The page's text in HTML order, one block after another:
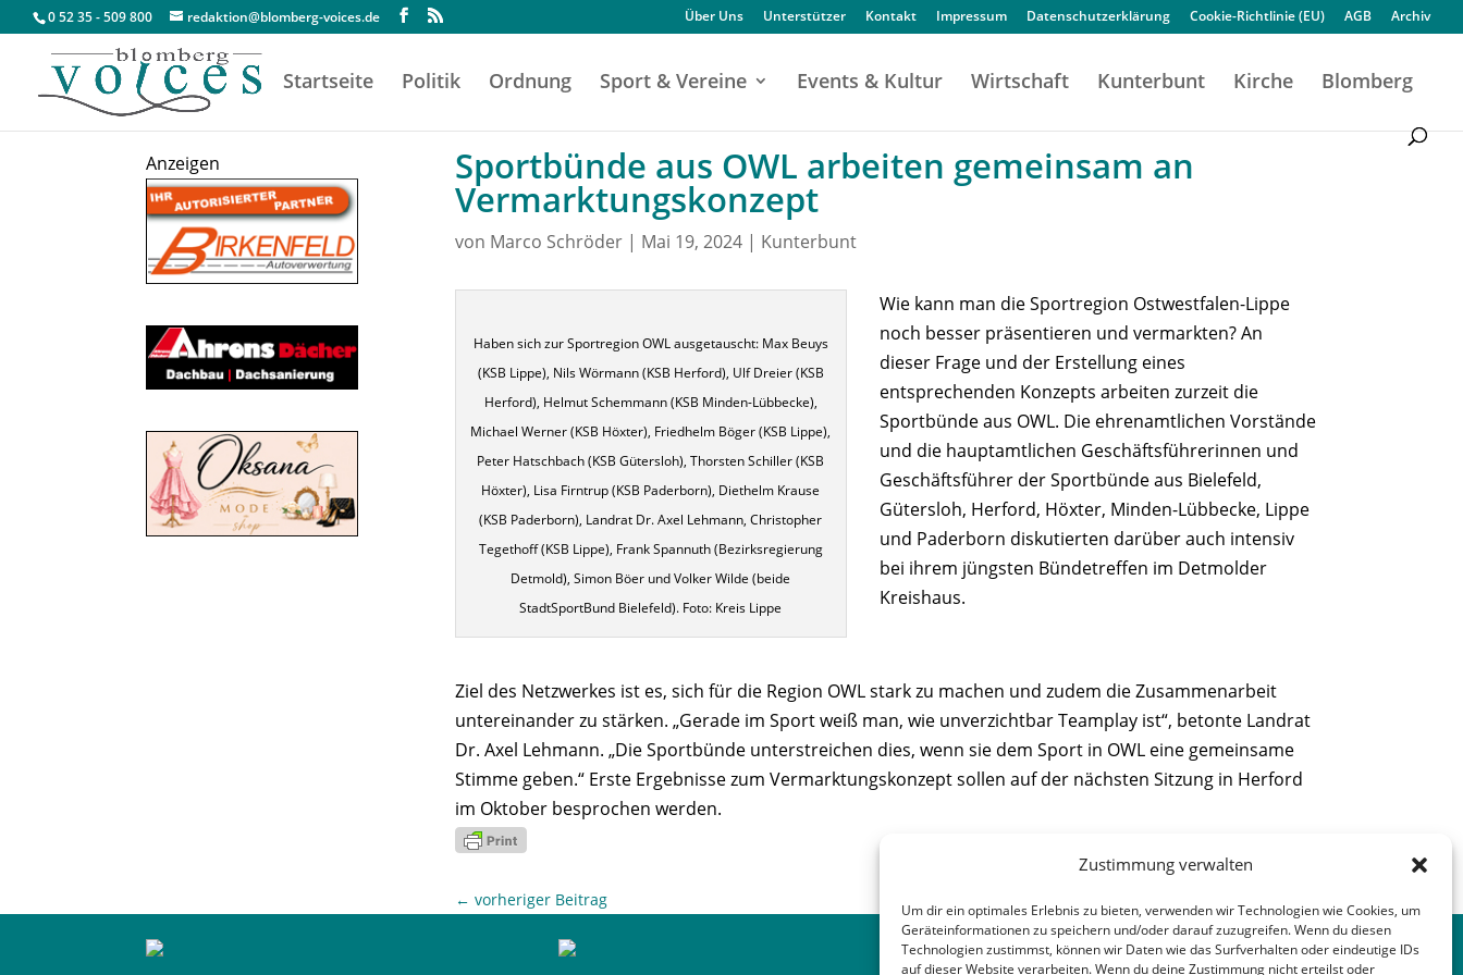
Zustimmung verwalten
Um dir ein optimales Erlebnis zu bieten, verwenden wir Technologien wie Cookies, um
Geräteinformationen zu speichern und/oder darauf zuzugreifen. Wenn du diesen
Technologien zustimmst, können wir Daten wie das Surfverhalten oder eindeutige IDs
auf dieser Website verarbeiten. Wenn du deine Zustimmung nicht erteilst oder
0 52 35 - 509 800 redaktion@blomberg-voices.de Über Uns Unterstützer Kontakt Impressum Datenschutzerklärung Cookie-Richtlinie (EU) AGB Archiv
Startseite Politik Ordnung Sport & Vereine Events & Kultur Wirtschaft Kunterbunt Kirche Blomberg
Anzeigen Sportbünde aus OWL arbeiten gemeinsam an
Vermarktungskonzept
von Marco Schröder| Mai 19, 2024| Kunterbunt
Haben sich zur Sportregion OWL ausgetauscht: Max Beuys
(KSB Lippe), Nils Wörmann (KSB Herford), Ulf Dreier (KSB
Herford), Helmut Schemmann (KSB Minden-Lübbecke),
Michael Werner (KSB Höxter), Friedhelm Böger (KSB Lippe),
Peter Hatschbach (KSB Gütersloh), Thorsten Schiller (KSB
Höxter), Lisa Firntrup (KSB Paderborn), Diethelm Krause
(KSB Paderborn), Landrat Dr. Axel Lehmann, Christopher
Tegethoff (KSB Lippe), Frank Spannuth (Bezirksregierung
Detmold), Simon Böer und Volker Wilde (beide
StadtSportBund Bielefeld). Foto: Kreis Lippe
Wie kann man die Sportregion Ostwestfalen-Lippe
noch besser präsentieren und vermarkten? An
dieser Frage und der Erstellung eines
entsprechenden Konzepts arbeiten zurzeit die
Sportbünde aus OWL. Die ehrenamtlichen Vorstände
und die hauptamtlichen Geschäftsführerinnen und
Geschäftsführer der Sportbünde aus Bielefeld,
Gütersloh, Herford, Höxter, Minden-Lübbecke, Lippe
und Paderborn diskutierten darüber auch intensiv
bei ihrem jüngsten Bündetreffen im Detmolder
Kreishaus.
Ziel des Netzwerkes ist es, sich für die Region OWL stark zu machen und zudem die Zusammenarbeit
untereinander zu stärken. „Gerade im Sport weiß man, wie unverzichtbar Teamplay ist“, betonte Landrat
Dr. Axel Lehmann. „Die Sportbünde unterstreichen dies, wenn sie dem Sport in OWL eine gemeinsame
Stimme geben.“ Erste Ergebnisse zum Vermarktungskonzept sollen auf der nächsten Sitzung in Herford
im Oktober besprochen werden.
← vorheriger Beitrag